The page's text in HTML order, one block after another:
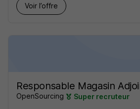
Voir l’offre
Responsable Magasin
OpenSourcing Super recruteur